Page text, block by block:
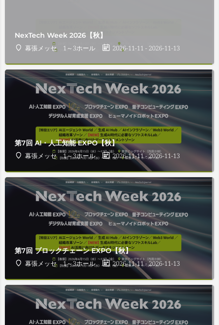
NexTech Week 2026【秋】
幕張メッセ 1～3ホール
2026-11-11 - 2026-11-13
第7回 AI・人工知能 EXPO【秋】
幕張メッセ 1～3ホール
2026-11-11 - 2026-11-13
第7回 ブロックチェーン EXPO【秋】
幕張メッセ 1～3ホール
2026-11-11 - 2026-11-13